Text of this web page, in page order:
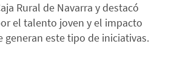
Rural de Navarra y destacó
el talento joven y el impacto
generan este tipo de iniciativas.